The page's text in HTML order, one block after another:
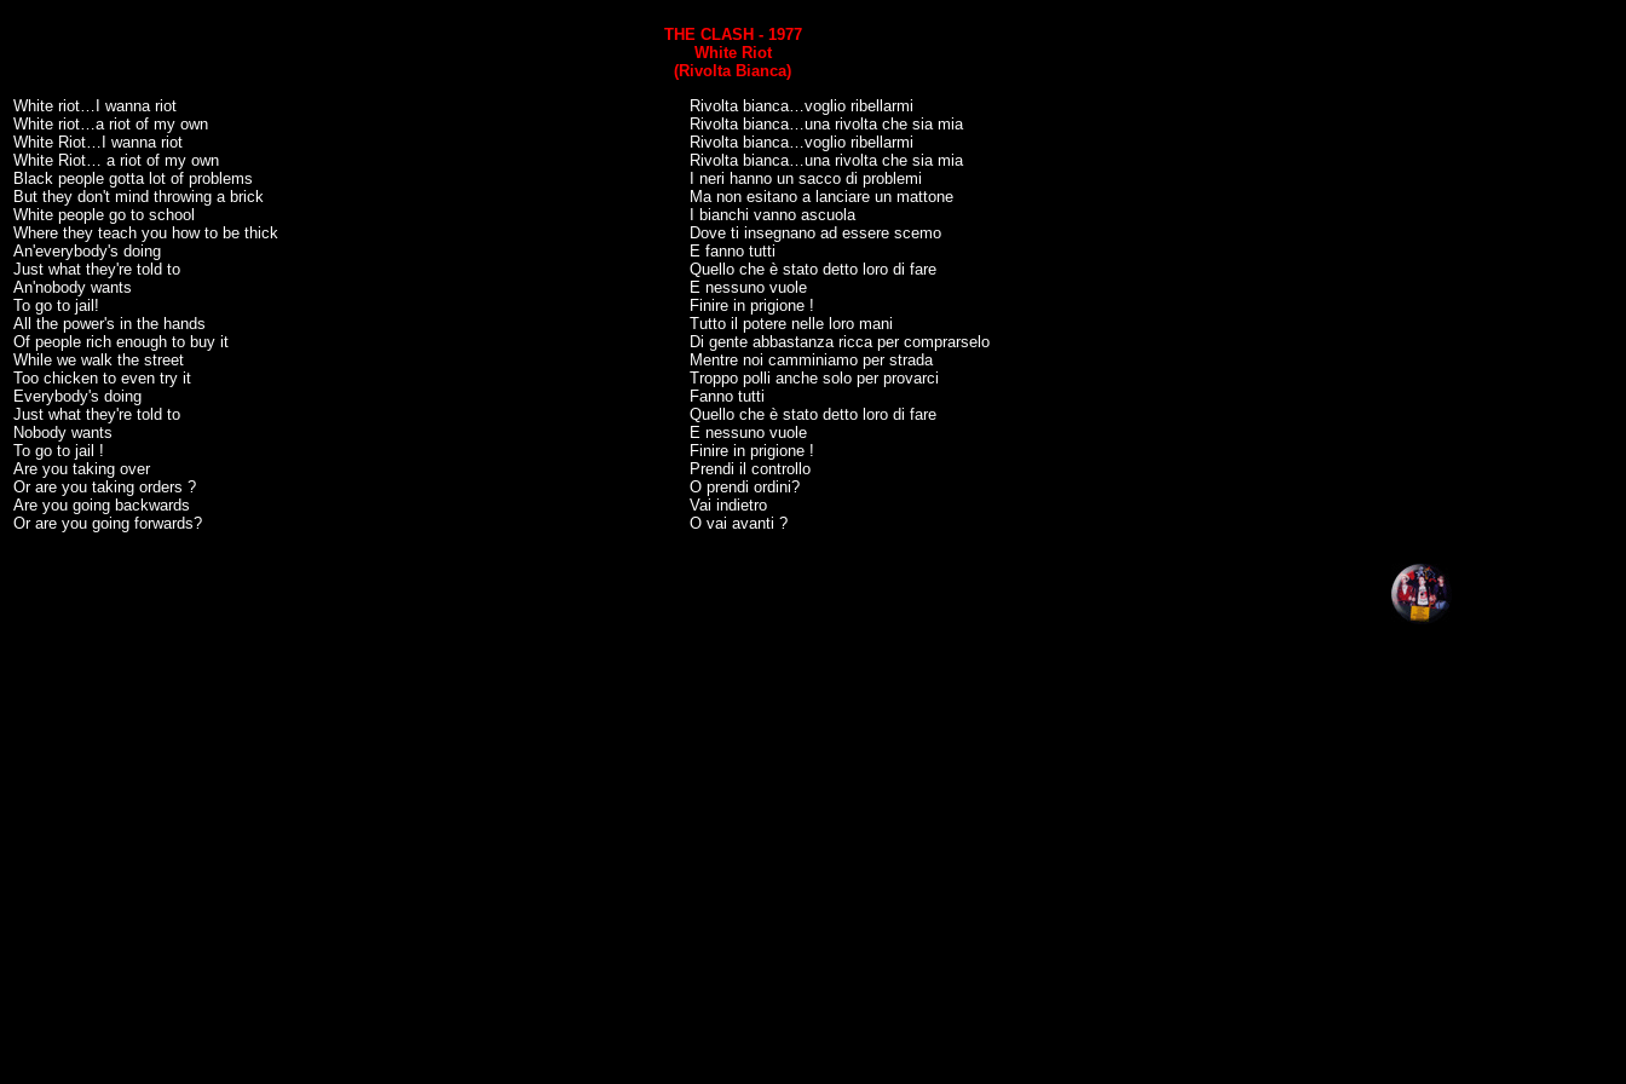
THE CLASH - 1977
White Riot
(Rivolta Bianca)
White riot…I wanna riot
White riot…a riot of my own
White Riot…I wanna riot
White Riot… a riot of my own
Black people gotta lot of problems
But they don't mind throwing a brick
White people go to school
Where they teach you how to be thick
An'everybody's doing
Just what they're told to
An'nobody wants
To go to jail!
All the power's in the hands
Of people rich enough to buy it
While we walk the street
Too chicken to even try it
Everybody's doing
Just what they're told to
Nobody wants
To go to jail !
Are you taking over
Or are you taking orders ?
Are you going backwards
Or are you going forwards?
Rivolta bianca…voglio ribellarmi
Rivolta bianca…una rivolta che sia mia
Rivolta bianca…voglio ribellarmi
Rivolta bianca…una rivolta che sia mia
I neri hanno un sacco di problemi
Ma non esitano a lanciare un mattone
I bianchi vanno ascuola
Dove ti insegnano ad essere scemo
E fanno tutti
Quello che è stato detto loro di fare
E nessuno vuole
Finire in prigione !
Tutto il potere nelle loro mani
Di gente abbastanza ricca per comprarselo
Mentre noi camminiamo per strada
Troppo polli anche solo per provarci
Fanno tutti
Quello che è stato detto loro di fare
E nessuno vuole
Finire in prigione !
Prendi il controllo
O prendi ordini?
Vai indietro
O vai avanti ?